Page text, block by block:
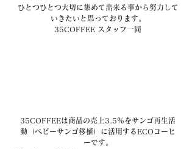
ひとつひとつ大切に集めて出来る事から努力して
いきたいと思っております。
35COFFEE スタッフ一同
35COFFEEは商品の売上3.5％をサンゴ再生活
動（ベビーサンゴ移植）に活用するECOコーヒ
ーです。